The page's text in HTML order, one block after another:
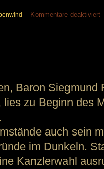
Kommentare deaktiviert
Baron Siegmund
zu Beginn des
auch sein
im Dunkeln.
Kanzlerwahl